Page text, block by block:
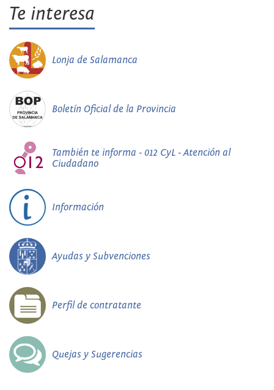
Te interesa
Lonja de Salamanca
Boletín Oficial de la Provincia
También te informa - 012 CyL - Atención al
Ciudadano
Información
Ayudas y Subvenciones
Perfil de contratante
Quejas y Sugerencias